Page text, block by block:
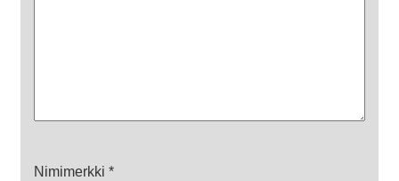
Nimimerkki *